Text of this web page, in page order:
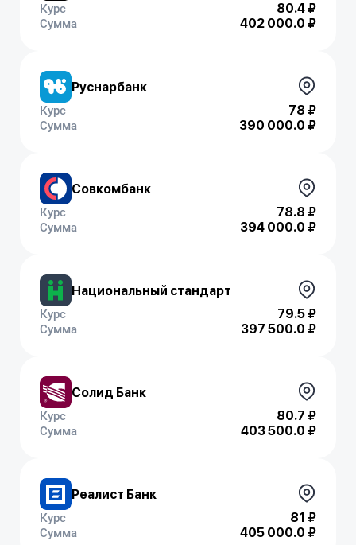
Курс 80.4 ₽
Сумма 402 000.0 ₽
Руснарбанк
Курс 78 ₽
Сумма 390 000.0 ₽
Совкомбанк
Курс 78.8 ₽
Сумма 394 000.0 ₽
Национальный стандарт
Курс 79.5 ₽
Сумма 397 500.0 ₽
Солид Банк
Курс 80.7 ₽
Сумма 403 500.0 ₽
Реалист Банк
Курс 81 ₽
Сумма 405 000.0 ₽